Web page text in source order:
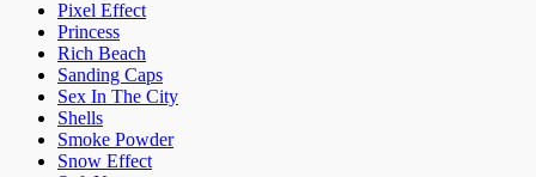
Pixel Effect
Princess
Rich Beach
Sanding Caps
Sex In The City
Shells
Smoke Powder
Snow Effect